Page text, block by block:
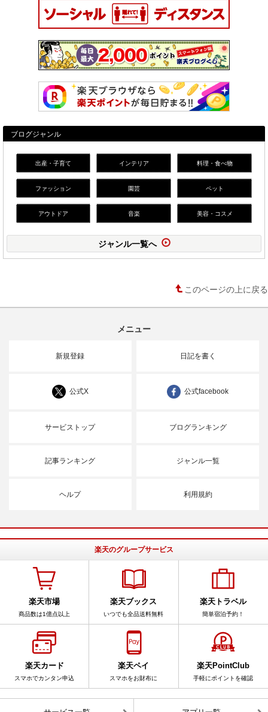
ブログジャンル
出産・子育て インテリア 料理・食べ物
ファッション 園芸 ペット
アウトドア 音楽 美容・コスメ
ジャンル一覧へ
このページの上に戻る
メニュー
新規登録 日記を書く
公式X 公式facebook
サービストップ ブログランキング
記事ランキング ジャンル一覧
ヘルプ 利用規約
楽天のグループサービス
楽天市場
商品数は1億点以上
楽天ブックス
いつでも全品送料無料
楽天トラベル
簡単宿泊予約！
楽天カード
スマホでカンタン申込
楽天ペイ
スマホをお財布に
楽天PointClub
手軽にポイントを確認